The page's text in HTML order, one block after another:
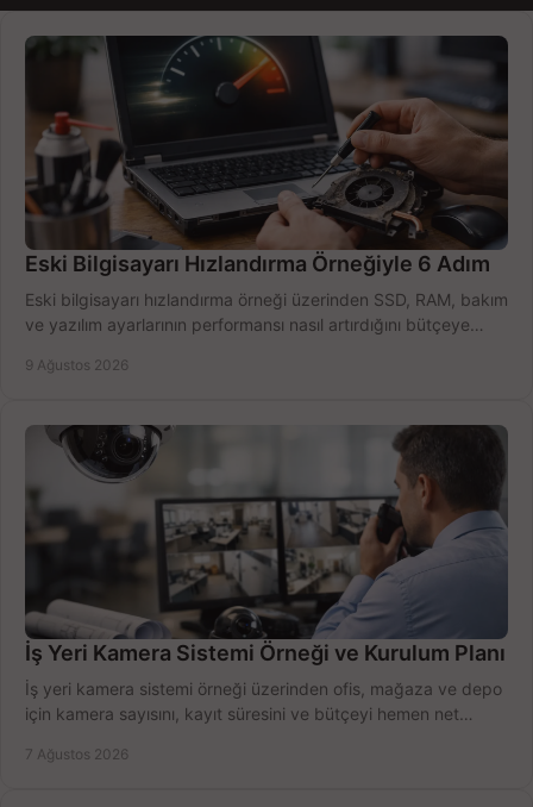
Eski Bilgisayarı Hızlandırma Örneğiyle 6 Adım
Eski bilgisayarı hızlandırma örneği üzerinden SSD, RAM, bakım
ve yazılım ayarlarının performansı nasıl artırdığını bütçeye
9 Ağustos 2026
İş Yeri Kamera Sistemi Örneği ve Kurulum Planı
İş yeri kamera sistemi örneği üzerinden ofis, mağaza ve depo
için kamera sayısını, kayıt süresini ve bütçeyi hemen net
7 Ağustos 2026